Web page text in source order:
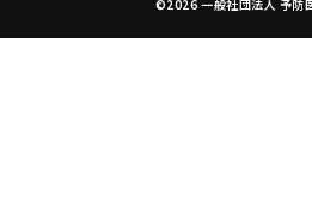
©2026 一般社団法人 予防